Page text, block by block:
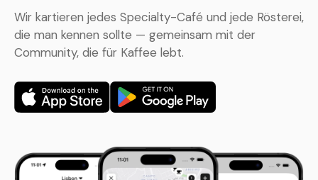
Wir kartieren jedes Specialty-Café und jede Rösterei,
die man kennen sollte — gemeinsam mit der
Community, die für Kaffee lebt.